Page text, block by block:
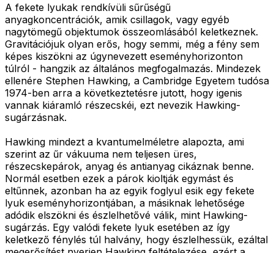
A fekete lyukak rendkívüli sűrűségű
anyagkoncentrációk, amik csillagok, vagy egyéb
nagytömegű objektumok összeomlásából keletkeznek.
Gravitációjuk olyan erős, hogy semmi, még a fény sem
képes kiszökni az úgynevezett eseményhorizonton
túlról - hangzik az általános megfogalmazás. Mindezek
ellenére Stephen Hawking, a Cambridge Egyetem tudósa
1974-ben arra a következtetésre jutott, hogy igenis
vannak kiáramló részecskéi, ezt nevezik Hawking-
sugárzásnak.
Hawking mindezt a kvantumelméletre alapozta, ami
szerint az űr vákuuma nem teljesen üres,
részecskepárok, anyag és antianyag cikáznak benne.
Normál esetben ezek a párok kioltják egymást és
eltűnnek, azonban ha az egyik foglyul esik egy fekete
lyuk eseményhorizontjában, a másiknak lehetősége
adódik elszökni és észlelhetővé válik, mint Hawking-
sugárzás. Egy valódi fekete lyuk esetében az így
keletkező fénylés túl halvány, hogy észlelhessük, ezáltal